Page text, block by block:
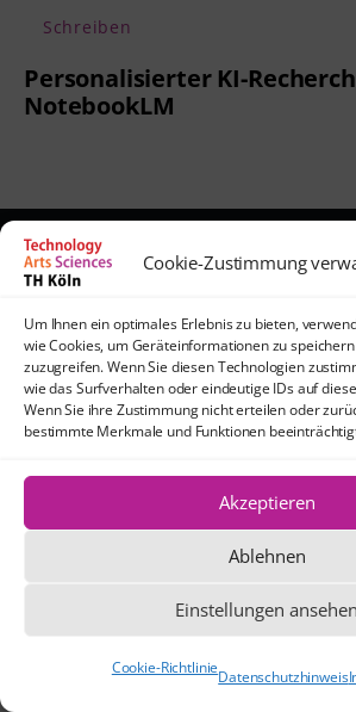
Cookie-Zustimmung
Um Ihnen ein optimales Erlebnis zu bieten,
wie Cookies, um Geräteinformationen zu
zuzugreifen. Wenn Sie diesen Technologien
wie das Surfverhalten oder eindeutige IDs auf
Wenn Sie ihre Zustimmung nicht erteilen oder
bestimmte Merkmale und Funktionen
Akzeptieren
Ablehnen
Einstellungen ansehen
Cookie-RichtlinieDatenschutzhinweis
Schreiben
Personalisierter KI-
NotebookLM
TH Köln
Die Texte
stehen,
unter der